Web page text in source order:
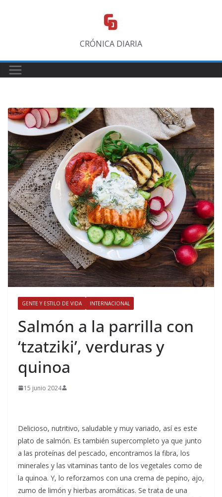
CRÓNICA DIARIA
GENTE Y ESTILO DE VIDA INTERNACIONAL
​Salmón a la parrilla con
‘tzatziki’, verduras y
quinoa
15 junio 2024
Delicioso, nutritivo, saludable y muy variado, así es este
plato de salmón. Es también supercompleto ya que junto
a las proteínas del pescado, encontramos la fibra, los
minerales y las vitaminas tanto de los vegetales como de
la quinoa. Y, lo reforzamos con una crema de pepino, ajo,
zumo de limón y hierbas aromáticas. Se trata de una